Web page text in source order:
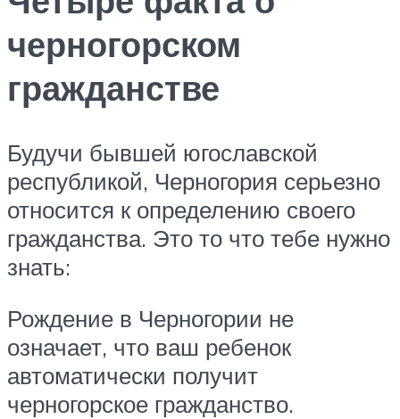
черногорском
гражданстве
Будучи бывшей югославской
республикой, Черногория серьезно
относится к определению своего
гражданства. Это то что тебе нужно
знать:
Рождение в Черногории не
означает, что ваш ребенок
автоматически получит
черногорское гражданство.